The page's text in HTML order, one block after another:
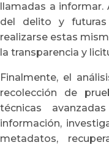
llamadas a informar.
del delito y futuras
realizarse estas
la transparencia y
Finalmente, el
recolección de
técnicas
información,
metadatos,